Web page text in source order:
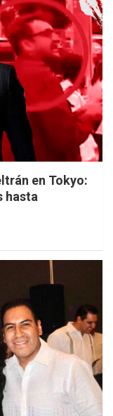
en Tokyo:
hasta